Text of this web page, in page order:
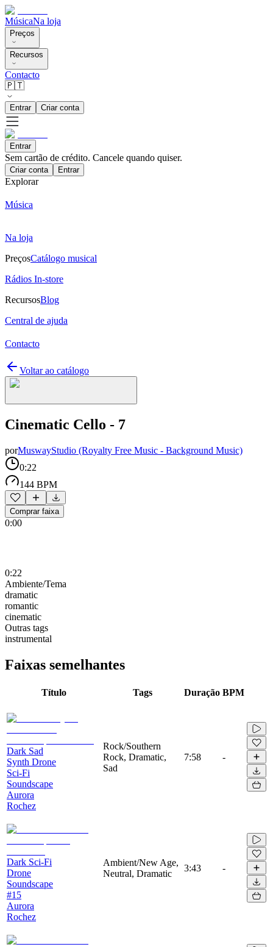
MúsicaNa loja
Preços
Recursos
Contacto
🇵🇹
Entrar Criar conta
Entrar
Sem cartão de crédito. Cancele quando quiser.
Criar conta Entrar
Explorar
Música
Na loja
PreçosCatálogo musical
Rádios In-store
RecursosBlog
Central de ajuda
Contacto
Voltar ao catálogo
Cinematic Cello - 7
porMuswayStudio (Royalty Free Music - Background Music)
0:22
144 BPM
Comprar faixa
0:00
0:22
Ambiente/Tema
dramatic
romantic
cinematic
Outras tags
instrumental
Faixas semelhantes
Título Tags Duração BPM
Dark Sad
Synth Drone
Sci-Fi
Soundscape
Aurora
Rochez
Rock/Southern
Rock, Dramatic,
Sad
7:58 -
Dark Sci-Fi
Drone
Soundscape
#15
Aurora
Rochez
Ambient/New Age,
Neutral, Dramatic
3:43 -